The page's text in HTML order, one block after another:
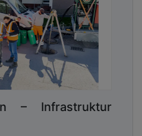
– Infrastruktur